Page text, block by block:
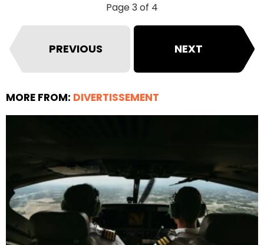
Page 3 of 4
PREVIOUS NEXT
MORE FROM: DIVERTISSEMENT